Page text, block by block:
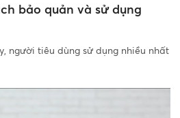
bảo quản và sử dụng
người tiêu dùng sử dụng nhiều nhất